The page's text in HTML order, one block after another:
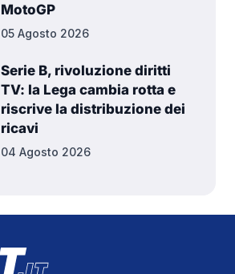
MotoGP
05 Agosto 2026
Serie B, rivoluzione diritti
TV: la Lega cambia rotta e
riscrive la distribuzione dei
ricavi
04 Agosto 2026